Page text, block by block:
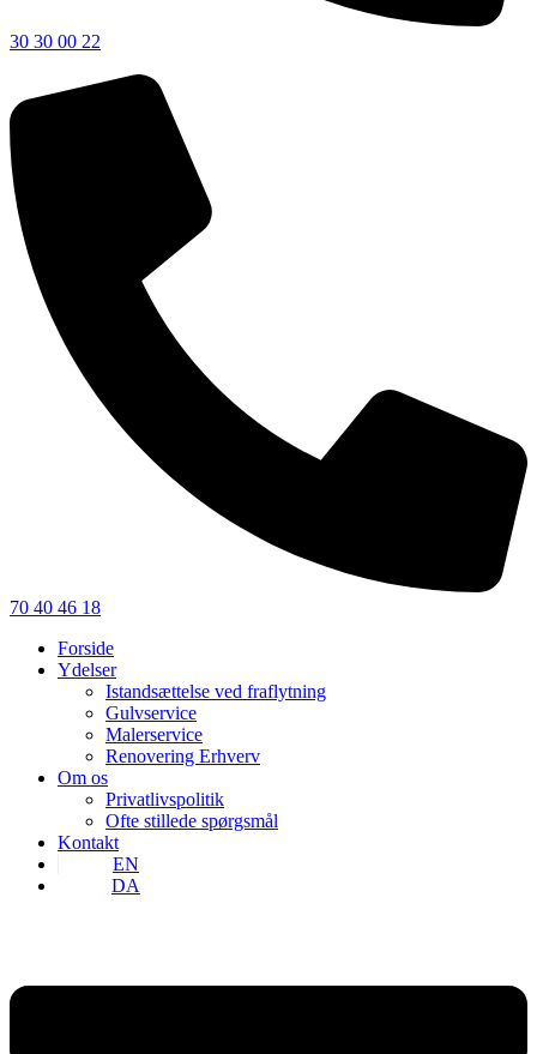
30 30 00 22
70 40 46 18
Forside
Ydelser
Istandsættelse ved fraflytning
Gulvservice
Malerservice
Renovering Erhverv
Om os
Privatlivspolitik
Ofte stillede spørgsmål
Kontakt
EN
DA